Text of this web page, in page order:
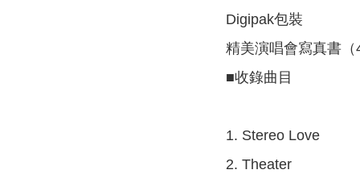
Digipak包裝
精美演唱會寫真書（
■收錄曲目
1. Stereo Love
2. Theater